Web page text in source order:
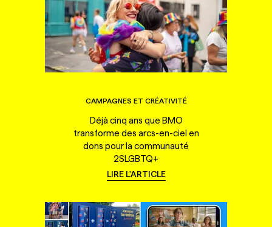
CAMPAGNES ET CRÉATIVITÉ
Déjà cinq ans que BMO
transforme des arcs-en-ciel en
dons pour la communauté
2SLGBTQ+
LIRE L'ARTICLE